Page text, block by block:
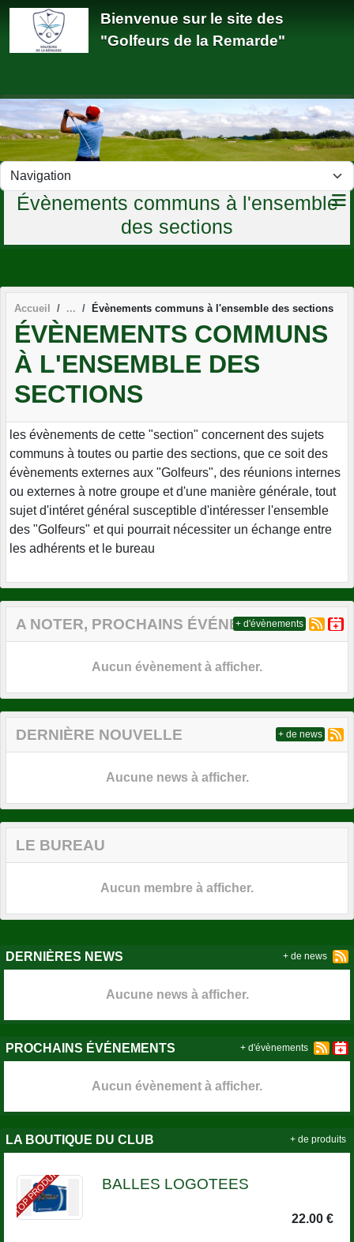
Bienvenue sur le site des
"Golfeurs de la Remarde"
Évènements communs à l'ensemble
des sections
Accueil Évènements communs à l'ensemble des sections
ÉVÈNEMENTS COMMUNS
À L'ENSEMBLE DES
SECTIONS
les évènements de cette "section" concernent des sujets
communs à toutes ou partie des sections, que ce soit des
évènements externes aux "Golfeurs", des réunions internes
ou externes à notre groupe et d'une manière générale, tout
sujet d'intéret général susceptible d'intéresser l'ensemble
des "Golfeurs" et qui pourrait nécessiter un échange entre
les adhérents et le bureau
A NOTER, PROCHAINS ÉVÉNEMENTS
Aucun évènement à afficher.
+ d'évènements
DERNIÈRE NOUVELLE
Aucune news à afficher.
+ de news
LE BUREAU
Aucun membre à afficher.
DERNIÈRES NEWS
Aucune news à afficher.
+ de news
PROCHAINS ÉVÉNEMENTS
Aucun évènement à afficher.
+ d'évènements
LA BOUTIQUE DU CLUB
TOP PRODUIT BALLES LOGOTEES
22.00 €
+ de produits
Panneau de gestion des cookies